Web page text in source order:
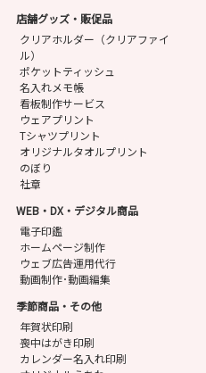
店舗グッズ・販促品
クリアホルダー（クリアファイ
ル）
ポケットティッシュ
名入れメモ帳
看板制作サービス
ウェアプリント
Tシャツプリント
オリジナルタオルプリント
のぼり
社章
WEB・DX・デジタル商品
電子印鑑
ホームページ制作
ウェブ広告運用代行
動画制作･動画編集
季節商品・その他
年賀状印刷
喪中はがき印刷
カレンダー名入れ印刷